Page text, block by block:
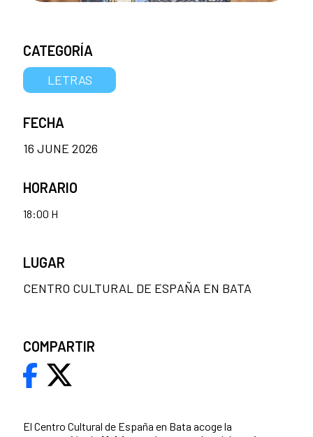
El Centro Cultural de España en Bata acoge la
CATEGORÍA
LETRAS
FECHA
16 JUNE 2026
HORARIO
18:00 H
LUGAR
CENTRO CULTURAL DE ESPAÑA EN BATA
COMPARTIR